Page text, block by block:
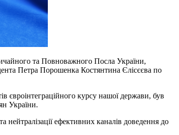
та Повноважного Посла України,
Петра Порошенка Костянтина Єлісєєва по
євроінтеграційного курсу нашої держави, був
України.
нейтралізації ефективних каналів доведення до